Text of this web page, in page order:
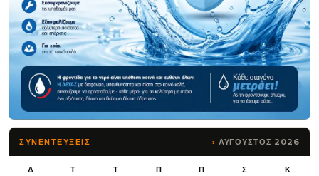
ΣΥΝΕΝΤΕΥΞΕΙΣ ΑΥΓΟΥΣΤΟΣ 2026
Δ Τ Τ Π Π Σ Κ